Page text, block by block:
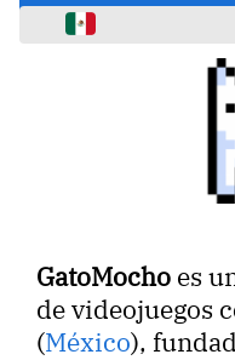
GatoMocho es
de videojuegos
(México),